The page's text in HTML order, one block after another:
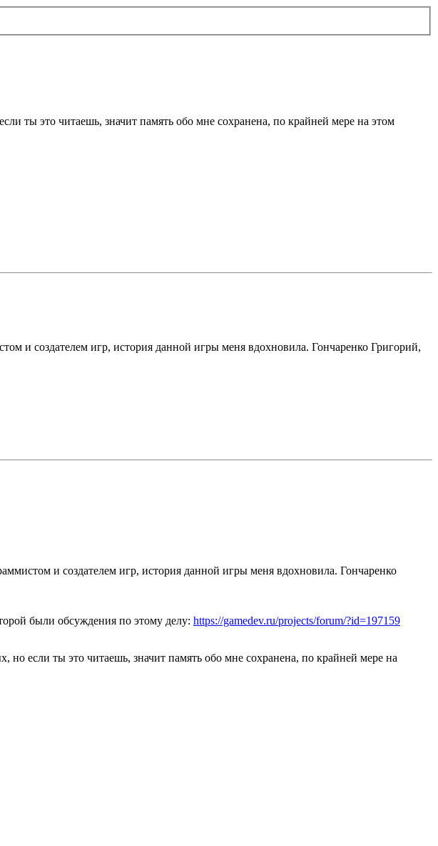
ты это читаешь, значит память обо мне сохранена, по крайней мере на этом
и создателем игр, история данной игры меня вдохновила. Гончаренко Григорий,
и создателем игр, история данной игры меня вдохновила. Гончаренко
были обсуждения по этому делу: https://gamedev.ru/projects/forum/?id=197159
если ты это читаешь, значит память обо мне сохранена, по крайней мере на